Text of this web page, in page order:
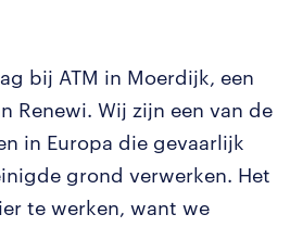
bij ATM in Moerdijk, een
Renewi. Wij zijn een van de
in Europa die gevaarlijk
grond verwerken. Het
te werken, want we